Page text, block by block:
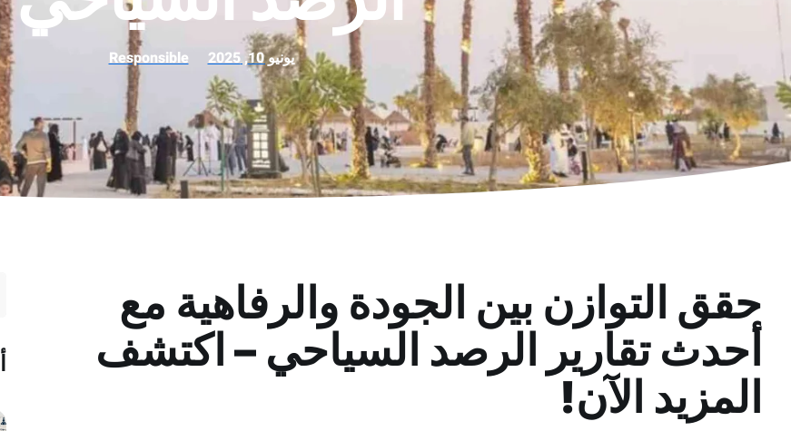
يونيو 10, 2025 Responsible
حقق التوازن بين الجودة والرفاهية مع
أحدث تقارير الرصد السياحي – اكتشف
المزيد الآن!